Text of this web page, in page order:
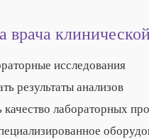
врача
исследования
результаты анализов
лабораторных